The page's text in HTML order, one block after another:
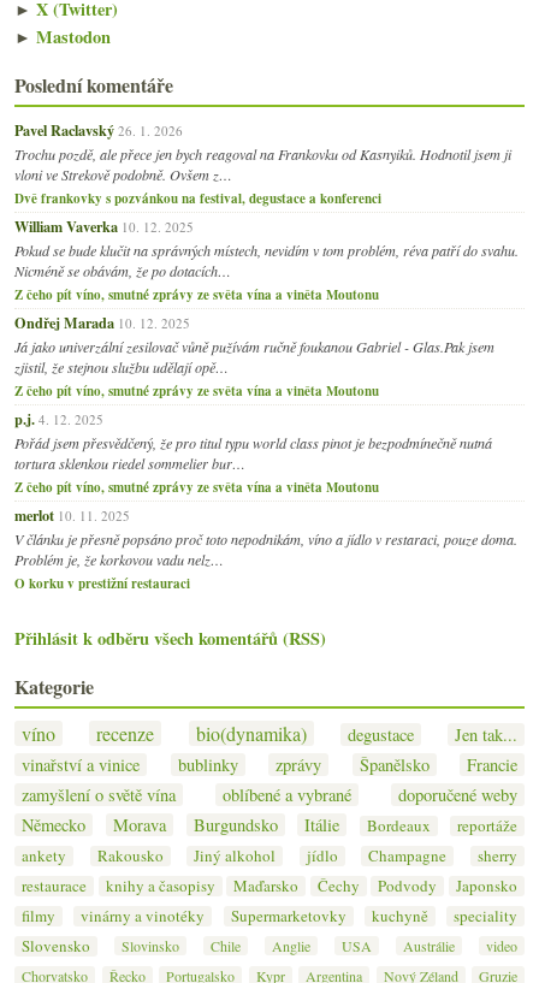
► X (Twitter)
► Mastodon
Poslední komentáře
Pavel Raclavský 26. 1. 2026
Trochu pozdě, ale přece jen bych reagoval na Frankovku od Kasnyiků. Hodnotil jsem ji
vloni ve Strekově podobně. Ovšem z…
Dvě frankovky s pozvánkou na festival, degustace a konferenci
William Vaverka 10. 12. 2025
Pokud se bude klučit na správných místech, nevidím v tom problém, réva patří do svahu.
Nicméně se obávám, že po dotacích…
Z čeho pít víno, smutné zprávy ze světa vína a viněta Moutonu
Ondřej Marada 10. 12. 2025
Já jako univerzální zesilovač vůně pužívám ručně foukanou Gabriel - Glas.Pak jsem
zjistil, že stejnou službu udělají opě…
Z čeho pít víno, smutné zprávy ze světa vína a viněta Moutonu
p.j. 4. 12. 2025
Pořád jsem přesvědčený, že pro titul typu world class pinot je bezpodmínečně nutná
tortura sklenkou riedel sommelier bur…
Z čeho pít víno, smutné zprávy ze světa vína a viněta Moutonu
merlot 10. 11. 2025
V článku je přesně popsáno proč toto nepodnikám, víno a jídlo v restaraci, pouze doma.
Problém je, že korkovou vadu nelz…
O korku v prestižní restauraci
Přihlásit k odběru všech komentářů (RSS)
Kategorie
víno recenze bio(dynamika) degustace
Jen tak...
vinařství a vinice
bublinky zprávy Španělsko
Francie
zamyšlení o světě vína
oblíbené a vybrané
doporučené weby
Německo
Morava Burgundsko Itálie Bordeaux
reportáže
ankety
Rakousko Jiný alkohol jídlo Champagne
sherry
restaurace
knihy a časopisy Maďarsko Čechy Podvody
Japonsko
filmy
vinárny a vinotéky Supermarketovky kuchyně
speciality
Slovensko
Slovinsko Chile Anglie USA Austrálie
video
Chorvatsko
Řecko Portugalsko Kypr Argentina Nový Zéland Gruzie